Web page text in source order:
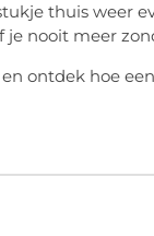
thuis weer
nooit meer
ontdek hoe